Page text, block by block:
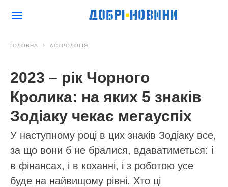
ГОЛОВНА АСТРОЛОГІЯ
2023 – рік Чорного
Кролика: на яких 5 знаків
Зодіаку чекає мегауспіх
У наступному році в цих знаків Зодіаку все,
за що вони б не бралися, вдаватиметься: і
в фінансах, і в коханні, і з роботою усе
буде на найвищому рівні. Хто ці